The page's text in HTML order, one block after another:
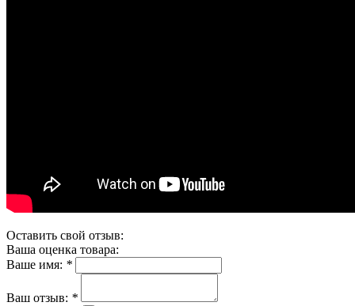
Оставить свой отзыв:
Ваша оценка товара:
Ваше имя: *
Ваш отзыв: *